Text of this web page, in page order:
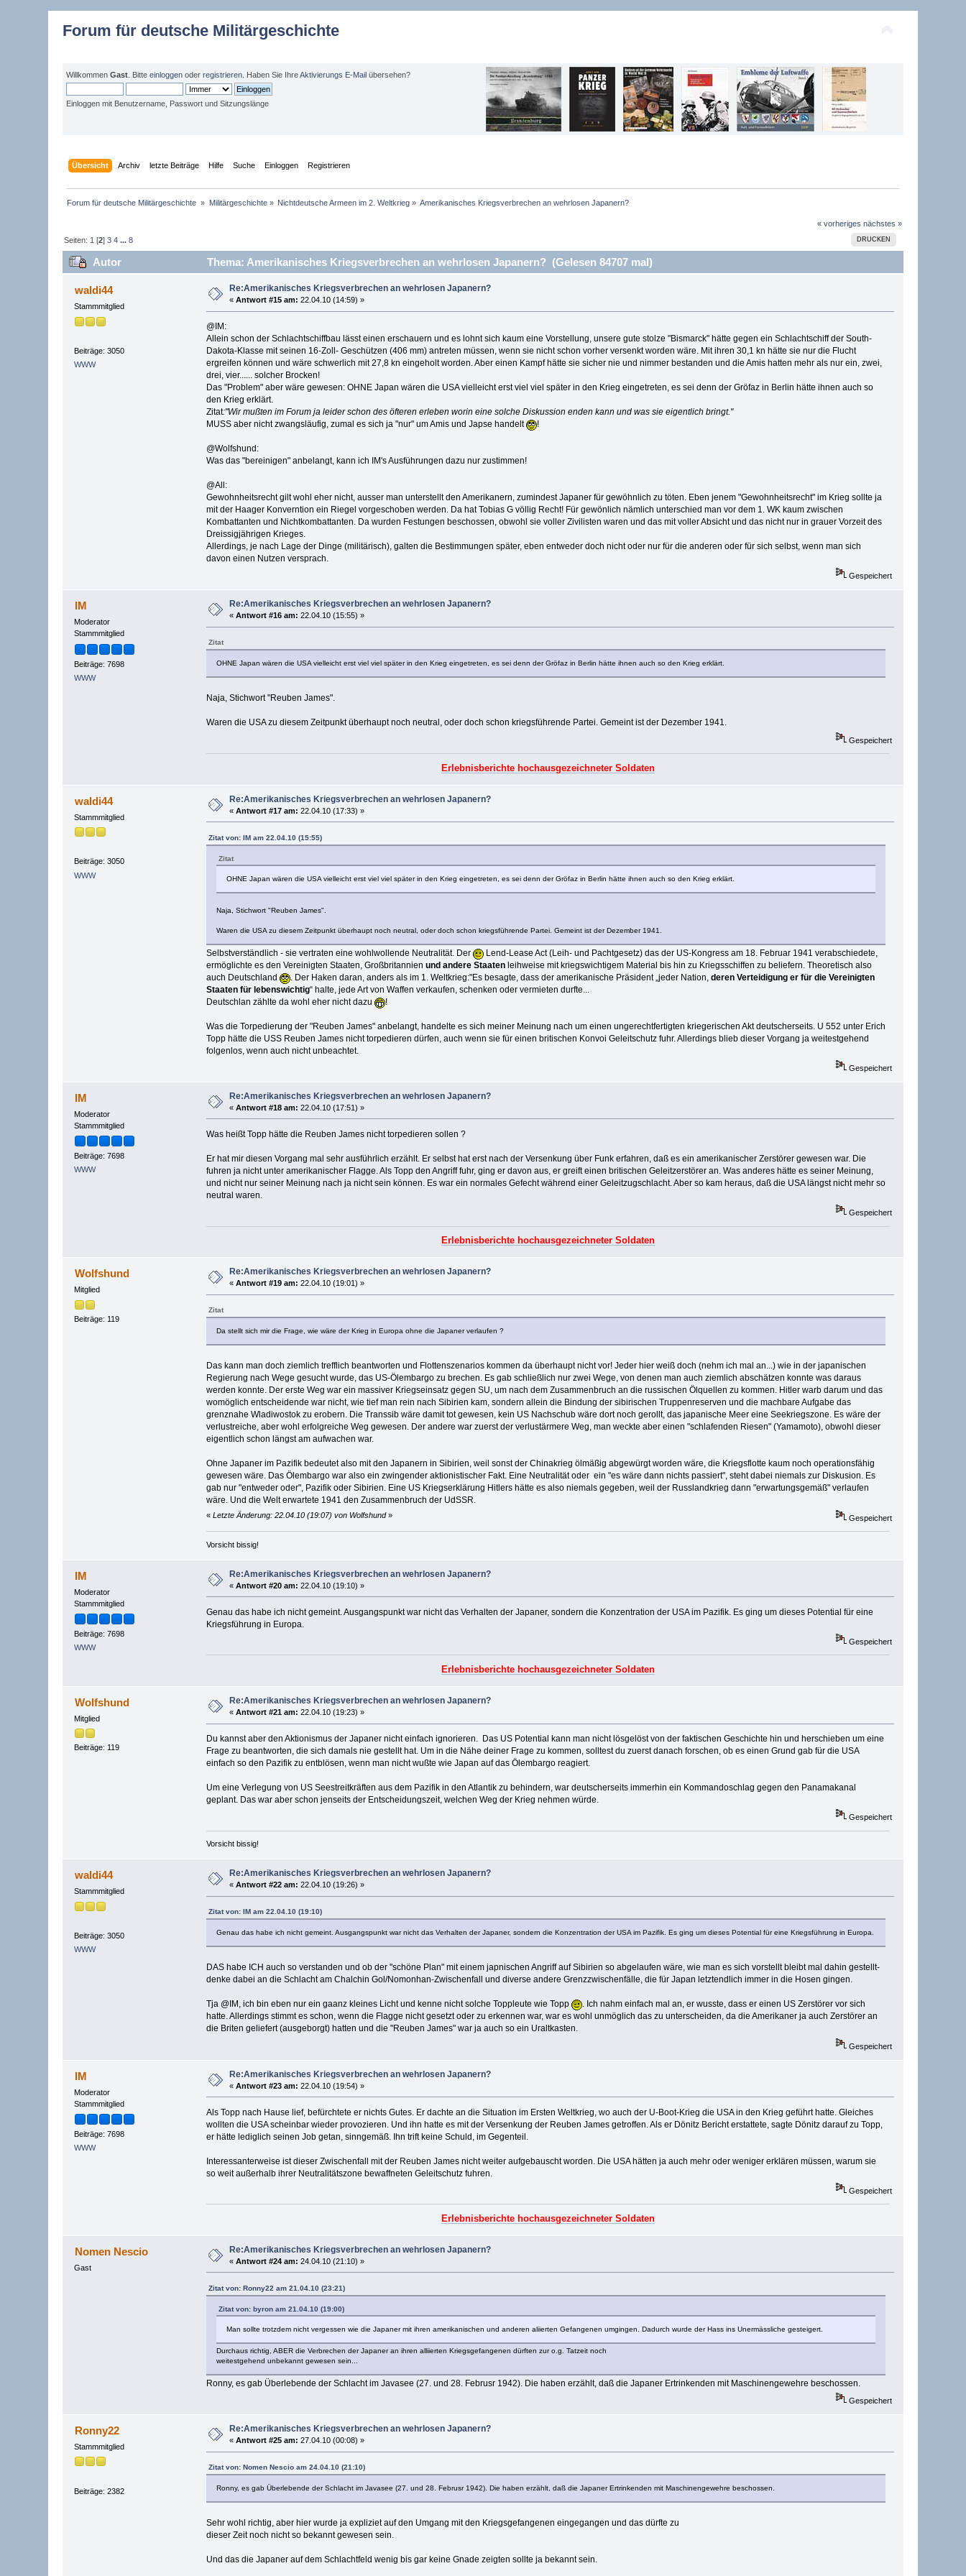
Forum für deutsche Militärgeschichte
WillkommenGast . Bitteeinloggen oderregistrieren . Haben Sie IhreAktivierungs E-Mail übersehen?
Einloggen mit Benutzername, Passwort und Sitzungslänge
Übersicht Archiv letzte Beiträge Hilfe Suche Einloggen Registrieren
Forum für deutsche Militärgeschichte » Militärgeschichte» Nichtdeutsche Armeen im 2. Weltkrieg » Amerikanisches Kriegsverbrechen an wehrlosen Japanern?
« vorheriges nächstes »
DRUCKEN
Seiten: 1 [2]3 4 ...8
Autor Thema: Amerikanisches Kriegsverbrechen an wehrlosen Japanern? (Gelesen 84707 mal)
waldi44
Stammmitglied
Beiträge: 3050
WWW
Re:Amerikanisches Kriegsverbrechen an wehrlosen Japanern?
«Antwort #15 am: 22.04.10 (14:59) »
@IM:
Allein schon der Schlachtschiffbau lässt einen erschauern und es lohnt sich kaum eine Vorstellung, unsere gute stolze "Bismarck" hätte gegen ein Schlachtschiff der South-
Dakota-Klasse mit seinen 16-Zoll- Geschützen (406 mm) antreten müssen, wenn sie nicht schon vorher versenkt worden wäre. Mit ihren 30,1 kn hätte sie nur die Flucht
ergreifen können und wäre schwerlich mit 27,8 kn eingeholt worden. Aber einen Kampf hätte sie sicher nie und nimmer bestanden und die Amis hatten mehr als nur ein, zwei,
drei, vier...... solcher Brocken!
Das "Problem" aber wäre gewesen: OHNE Japan wären die USA vielleicht erst viel viel später in den Krieg eingetreten, es sei denn der Gröfaz in Berlin hätte ihnen auch so
den Krieg erklärt.
Zitat:"Wir mußten im Forum ja leider schon des öfteren erleben worin eine solche Diskussion enden kann und was sie eigentlich bringt."
MUSS aber nicht zwangsläufig, zumal es sich ja "nur" um Amis und Japse handelt
!
@Wolfshund:
Was das "bereinigen" anbelangt, kann ich IM's Ausführungen dazu nur zustimmen!
@All:
Gewohnheitsrecht gilt wohl eher nicht, ausser man unterstellt den Amerikanern, zumindest Japaner für gewöhnlich zu töten. Eben jenem "Gewohnheitsrecht" im Krieg sollte ja
mit der Haager Konverntion ein Riegel vorgeschoben werden. Da hat Tobias G völlig Recht! Für gewönlich nämlich unterschied man vor dem 1. WK kaum zwischen
Kombattanten und Nichtkombattanten. Da wurden Festungen beschossen, obwohl sie voller Zivilisten waren und das mit voller Absicht und das nicht nur in grauer Vorzeit des
Dreissigjährigen Krieges.
Allerdings, je nach Lage der Dinge (militärisch), galten die Bestimmungen später, eben entweder doch nicht oder nur für die anderen oder für sich selbst, wenn man sich
davon einen Nutzen versprach.
Gespeichert
IM
Moderator
Stammmitglied
Beiträge: 7698
WWW
Re:Amerikanisches Kriegsverbrechen an wehrlosen Japanern?
«Antwort #16 am: 22.04.10 (15:55) »
Zitat
OHNE Japan wären die USA vielleicht erst viel viel später in den Krieg eingetreten, es sei denn der Gröfaz in Berlin hätte ihnen auch so den Krieg erklärt.
Naja, Stichwort "Reuben James".
Waren die USA zu diesem Zeitpunkt überhaupt noch neutral, oder doch schon kriegsführende Partei. Gemeint ist der Dezember 1941.
Gespeichert
Erlebnisberichte hochausgezeichneter Soldaten
waldi44
Stammmitglied
Beiträge: 3050
WWW
Re:Amerikanisches Kriegsverbrechen an wehrlosen Japanern?
«Antwort #17 am: 22.04.10 (17:33) »
Zitat von: IM am 22.04.10 (15:55)
Zitat
OHNE Japan wären die USA vielleicht erst viel viel später in den Krieg eingetreten, es sei denn der Gröfaz in Berlin hätte ihnen auch so den Krieg erklärt.
Naja, Stichwort "Reuben James".
Waren die USA zu diesem Zeitpunkt überhaupt noch neutral, oder doch schon kriegsführende Partei. Gemeint ist der Dezember 1941.
Selbstverständlich - sie vertraten eine wohlwollende Neutralität. Der
Lend-Lease Act (Leih- und Pachtgesetz) das der US-Kongress am 18. Februar 1941 verabschiedete,
ermöglichte es den Vereinigten Staaten, Großbritannien und andere Staaten leihweise mit kriegswichtigem Material bis hin zu Kriegsschiffen zu beliefern. Theoretisch also
auch Deutschland
. Der Haken daran, anders als im 1. Weltkrieg:"Es besagte, dass der amerikanische Präsident „jeder Nation, deren Verteidigung er für die Vereinigten
Staaten für lebenswichtig“ halte, jede Art von Waffen verkaufen, schenken oder vermieten durfte...
Deutschlan zählte da wohl eher nicht dazu
!
Was die Torpedierung der "Reuben James" anbelangt, handelte es sich meiner Meinung nach um einen ungerechtfertigten kriegerischen Akt deutscherseits. U 552 unter Erich
Topp hätte die USS Reuben James nicht torpedieren dürfen, auch wenn sie für einen britischen Konvoi Geleitschutz fuhr. Allerdings blieb dieser Vorgang ja weitestgehend
folgenlos, wenn auch nicht unbeachtet.
Gespeichert
IM
Moderator
Stammmitglied
Beiträge: 7698
WWW
Re:Amerikanisches Kriegsverbrechen an wehrlosen Japanern?
«Antwort #18 am: 22.04.10 (17:51) »
Was heißt Topp hätte die Reuben James nicht torpedieren sollen ?
Er hat mir diesen Vorgang mal sehr ausführlich erzählt. Er selbst hat erst nach der Versenkung über Funk erfahren, daß es ein amerikanischer Zerstörer gewesen war. Die
fuhren ja nicht unter amerikanischer Flagge. Als Topp den Angriff fuhr, ging er davon aus, er greift einen britischen Geleitzerstörer an. Was anderes hätte es seiner Meinung,
und nicht nur seiner Meinung nach ja nicht sein können. Es war ein normales Gefecht während einer Geleitzugschlacht. Aber so kam heraus, daß die USA längst nicht mehr so
neutral waren.
Gespeichert
Erlebnisberichte hochausgezeichneter Soldaten
Wolfshund
Mitglied
Beiträge: 119
Re:Amerikanisches Kriegsverbrechen an wehrlosen Japanern?
«Antwort #19 am: 22.04.10 (19:01) »
Zitat
Da stellt sich mir die Frage, wie wäre der Krieg in Europa ohne die Japaner verlaufen ?
Das kann man doch ziemlich trefflich beantworten und Flottenszenarios kommen da überhaupt nicht vor! Jeder hier weiß doch (nehm ich mal an...) wie in der japanischen
Regierung nach Wege gesucht wurde, das US-Ölembargo zu brechen. Es gab schließlich nur zwei Wege, von denen man auch ziemlich abschätzen konnte was daraus
werden konnte. Der erste Weg war ein massiver Kriegseinsatz gegen SU, um nach dem Zusammenbruch an die russischen Ölquellen zu kommen. Hitler warb darum und das
womöglich entscheidende war nicht, wie tief man rein nach Sibirien kam, sondern allein die Bindung der sibirischen Truppenreserven und die machbare Aufgabe das
grenznahe Wladiwostok zu erobern. Die Transsib wäre damit tot gewesen, kein US Nachschub wäre dort noch gerollt, das japanische Meer eine Seekriegszone. Es wäre der
verlustreiche, aber wohl erfolgreiche Weg gewesen. Der andere war zuerst der verlustärmere Weg, man weckte aber einen "schlafenden Riesen" (Yamamoto), obwohl dieser
eigentlich schon längst am aufwachen war.
Ohne Japaner im Pazifik bedeutet also mit den Japanern in Sibirien, weil sonst der Chinakrieg ölmäßig abgewürgt worden wäre, die Kriegsflotte kaum noch operationsfähig
gewesen wäre. Das Ölembargo war also ein zwingender aktionistischer Fakt. Eine Neutralität oder ein "es wäre dann nichts passiert", steht dabei niemals zur Diskusion. Es
gab nur "entweder oder", Pazifik oder Sibirien. Eine US Kriegserklärung Hitlers hätte es also niemals gegeben, weil der Russlandkrieg dann "erwartungsgemäß" verlaufen
wäre. Und die Welt erwartete 1941 den Zusammenbruch der UdSSR.
« Letzte Änderung: 22.04.10 (19:07) von Wolfshund» Gespeichert
Vorsicht bissig!
IM
Moderator
Stammmitglied
Beiträge: 7698
WWW
Re:Amerikanisches Kriegsverbrechen an wehrlosen Japanern?
«Antwort #20 am: 22.04.10 (19:10) »
Genau das habe ich nicht gemeint. Ausgangspunkt war nicht das Verhalten der Japaner, sondern die Konzentration der USA im Pazifik. Es ging um dieses Potential für eine
Kriegsführung in Europa.
Gespeichert
Erlebnisberichte hochausgezeichneter Soldaten
Wolfshund
Mitglied
Beiträge: 119
Re:Amerikanisches Kriegsverbrechen an wehrlosen Japanern?
«Antwort #21 am: 22.04.10 (19:23) »
Du kannst aber den Aktionismus der Japaner nicht einfach ignorieren. Das US Potential kann man nicht lösgelöst von der faktischen Geschichte hin und herschieben um eine
Frage zu beantworten, die sich damals nie gestellt hat. Um in die Nähe deiner Frage zu kommen, solltest du zuerst danach forschen, ob es einen Grund gab für die USA
einfach so den Pazifik zu entblösen, wenn man nicht wußte wie Japan auf das Ölembargo reagiert.
Um eine Verlegung von US Seestreitkräften aus dem Pazifik in den Atlantik zu behindern, war deutscherseits immerhin ein Kommandoschlag gegen den Panamakanal
geplant. Das war aber schon jenseits der Entscheidungszeit, welchen Weg der Krieg nehmen würde.
Gespeichert
Vorsicht bissig!
waldi44
Stammmitglied
Beiträge: 3050
WWW
Re:Amerikanisches Kriegsverbrechen an wehrlosen Japanern?
«Antwort #22 am: 22.04.10 (19:26) »
Zitat von: IM am 22.04.10 (19:10)
Genau das habe ich nicht gemeint. Ausgangspunkt war nicht das Verhalten der Japaner, sondern die Konzentration der USA im Pazifik. Es ging um dieses Potential für eine Kriegsführung in Europa.
DAS habe ICH auch so verstanden und ob der "schöne Plan" mit einem japnischen Angriff auf Sibirien so abgelaufen wäre, wie man es sich vorstellt bleibt mal dahin gestellt-
denke dabei an die Schlacht am Chalchin Gol/Nomonhan-Zwischenfall und diverse andere Grenzzwischenfälle, die für Japan letztendlich immer in die Hosen gingen.
Tja @IM, ich bin eben nur ein gaanz kleines Licht und kenne nicht solche Toppleute wie Topp
. Ich nahm einfach mal an, er wusste, dass er einen US Zerstörer vor sich
hatte. Allerdings stimmt es schon, wenn die Flagge nicht gesetzt oder zu erkennen war, war es wohl unmöglich das zu unterscheiden, da die Amerikaner ja auch Zerstörer an
die Briten geliefert (ausgeborgt) hatten und die "Reuben James" war ja auch so ein Uraltkasten.
Gespeichert
IM
Moderator
Stammmitglied
Beiträge: 7698
WWW
Re:Amerikanisches Kriegsverbrechen an wehrlosen Japanern?
«Antwort #23 am: 22.04.10 (19:54) »
Als Topp nach Hause lief, befürchtete er nichts Gutes. Er dachte an die Situation im Ersten Weltkrieg, wo auch der U-Boot-Krieg die USA in den Krieg geführt hatte. Gleiches
wollten die USA scheinbar wieder provozieren. Und ihn hatte es mit der Versenkung der Reuben James getroffen. Als er Dönitz Bericht erstattete, sagte Dönitz darauf zu Topp,
er hätte lediglich seinen Job getan, sinngemäß. Ihn trift keine Schuld, im Gegenteil.
Interessanterweise ist dieser Zwischenfall mit der Reuben James nicht weiter aufgebauscht worden. Die USA hätten ja auch mehr oder weniger erklären müssen, warum sie
so weit außerhalb ihrer Neutralitätszone bewaffneten Geleitschutz fuhren.
Gespeichert
Erlebnisberichte hochausgezeichneter Soldaten
Nomen Nescio
Gast
Re:Amerikanisches Kriegsverbrechen an wehrlosen Japanern?
«Antwort #24 am: 24.04.10 (21:10) »
Zitat von: Ronny22 am 21.04.10 (23:21)
Zitat von: byron am 21.04.10 (19:00)
Man sollte trotzdem nicht vergessen wie die Japaner mit ihren amerikanischen und anderen aliierten Gefangenen umgingen. Dadurch wurde der Hass ins Unermässliche gesteigert.
Durchaus richtig, ABER die Verbrechen der Japaner an ihren alliierten Kriegsgefangenen dürften zur o.g. Tatzeit noch
weitestgehend unbekannt gewesen sein...
Ronny, es gab Überlebende der Schlacht im Javasee (27. und 28. Februsr 1942). Die haben erzählt, daß die Japaner Ertrinkenden mit Maschinengewehre beschossen.
Gespeichert
Ronny22
Stammmitglied
Beiträge: 2382
Re:Amerikanisches Kriegsverbrechen an wehrlosen Japanern?
«Antwort #25 am: 27.04.10 (00:08) »
Zitat von: Nomen Nescio am 24.04.10 (21:10)
Ronny, es gab Überlebende der Schlacht im Javasee (27. und 28. Februsr 1942). Die haben erzählt, daß die Japaner Ertrinkenden mit Maschinengewehre beschossen.
Sehr wohl richtig, aber hier wurde ja expliziet auf den Umgang mit den Kriegsgefangenen eingegangen und das dürfte zu
dieser Zeit noch nicht so bekannt gewesen sein.
Und das die Japaner auf dem Schlachtfeld wenig bis gar keine Gnade zeigten sollte ja bekannt sein.